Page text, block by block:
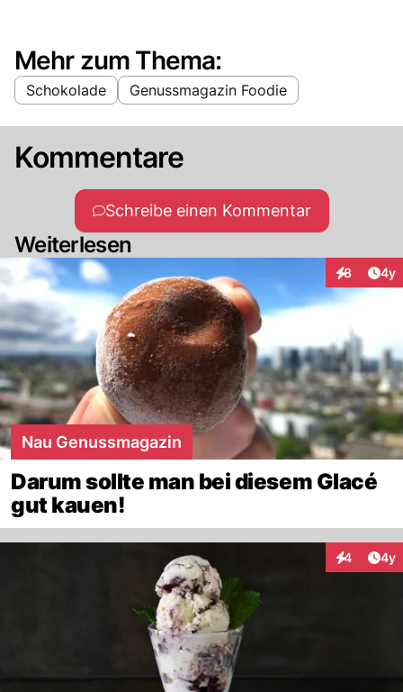
Mehr zum Thema:
Schokolade Genussmagazin Foodie
Kommentare
Schreibe einen Kommentar
Weiterlesen
8 4y
Nau Genussmagazin
Darum sollte man bei diesem Glacé
gut kauen!
4 4y